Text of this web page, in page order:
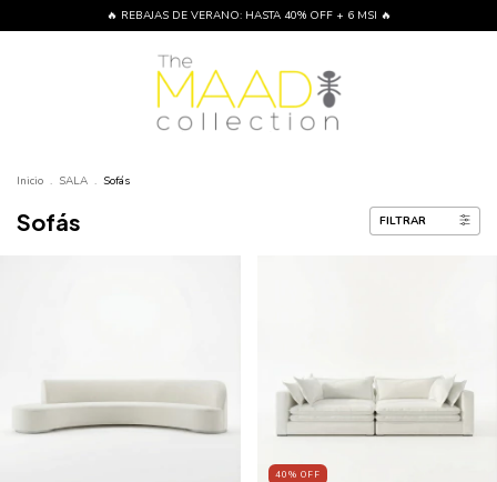
🔥 REBAJAS DE VERANO: HASTA 40% OFF + 6 MSI 🔥
Inicio . SALA . Sofás
Sofás FILTRAR
40% OFF